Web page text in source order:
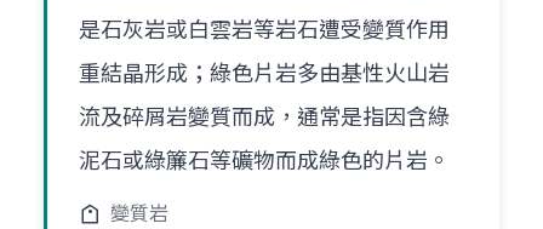
是石灰岩或白雲岩等岩石遭受變質作用
重結晶形成；綠色片岩多由基性火山岩
流及碎屑岩變質而成，通常是指因含綠
泥石或綠簾石等礦物而成綠色的片岩。
變質岩